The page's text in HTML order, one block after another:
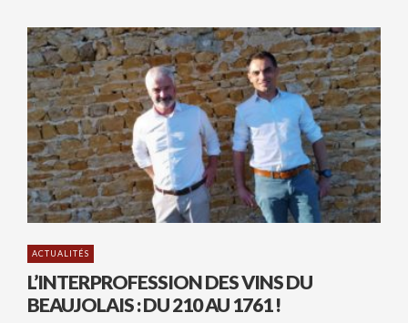
ACTUALITÉS
L’INTERPROFESSION DES VINS DU
BEAUJOLAIS : DU 210 AU 1761 !